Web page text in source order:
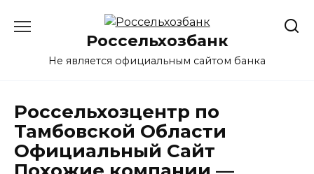
Россельхозбанк
Не является официальным сайтом банка
Россельхозцентр по
Тамбовской Области
Официальный Сайт